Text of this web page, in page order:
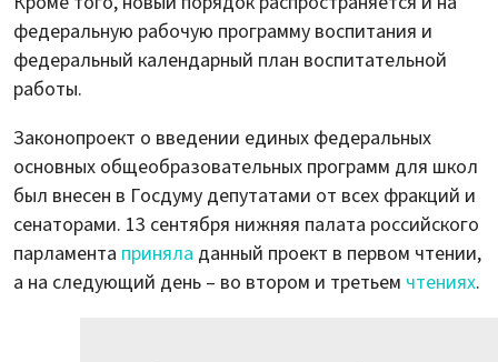
федеральную рабочую программу воспитания и
федеральный календарный план воспитательной
работы.
Законопроект о введении единых федеральных
основных общеобразовательных программ для школ
был внесен в Госдуму депутатами от всех фракций и
сенаторами. 13 сентября нижняя палата российского
парламента приняла данный проект в первом чтении,
а на следующий день – во втором и третьем чтениях.